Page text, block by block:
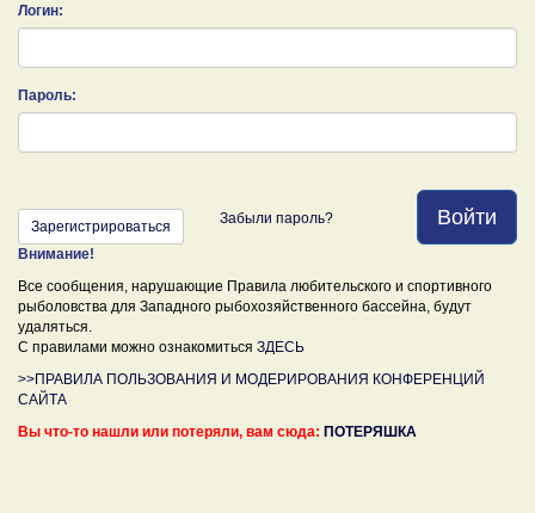
Логин:
Пароль:
Войти
Зарегистрироваться Забыли пароль?
Внимание!
Все сообщения, нарушающие Правила любительского и спортивного
рыболовства для Западного рыбохозяйственного бассейна, будут
удаляться.
С правилами можно ознакомиться ЗДЕСЬ
>>ПРАВИЛА ПОЛЬЗОВАНИЯ И МОДЕРИРОВАНИЯ КОНФЕРЕНЦИЙ
САЙТА
Вы что-то нашли или потеряли, вам сюда: ПОТЕРЯШКА